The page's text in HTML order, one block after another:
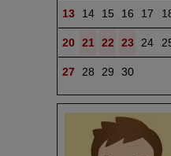
13 14 15 16 17
20 21 22 23 24
27 28 29 30